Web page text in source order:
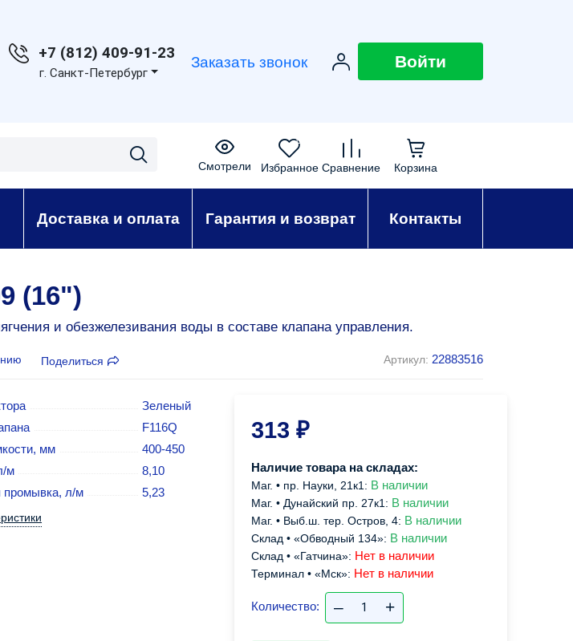
+7 (812) 409-91-23
г. Санкт-Петербург
Заказать звонок Войти
Смотрели
0
Избранное Сравнение
0
Корзина
Доставка и оплата Гарантия и возврат Контакты
(16")
и обезжелезивания воды в составе клапана управления.
Поделиться Артикул: 22883516
Зеленый
F116Q
мм
400-450
м
8,10
промывка, л/м
5,23
313 ₽
Наличие товара на складах:
Маг. • пр. Науки, 21к1: В наличии
Маг. • Дунайский пр. 27к1: В наличии
Маг. • Выб.ш. тер. Остров, 4: В наличии
Склад • «Обводный 134»: В наличии
Склад • «Гатчина»: Нет в наличии
Терминал • «Мск»: Нет в наличии
Количество: – +